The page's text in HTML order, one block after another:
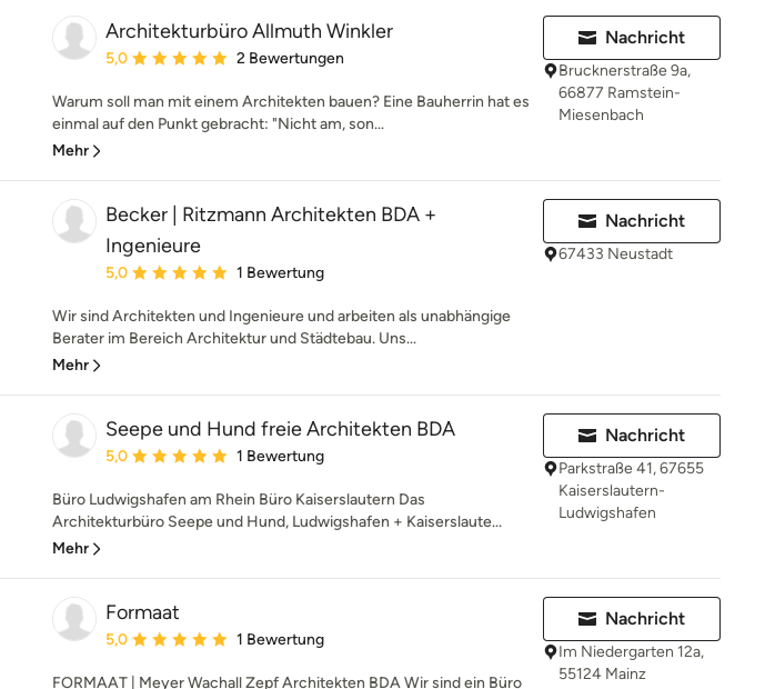
Architekturbüro Allmuth Winkler
Durchschnittliche Bewertung: 5 von 5 Sternen
5,0 2 Bewertungen
Warum soll man mit einem Architekten bauen? Eine Bauherrin hat es
einmal auf den Punkt gebracht: "Nicht am, son...
Mehr
Nachricht
Brucknerstraße 9a,
66877 Ramstein-
Miesenbach
Becker | Ritzmann Architekten BDA +
Ingenieure
Durchschnittliche Bewertung: 5 von 5 Sternen
5,0 1 Bewertung
Wir sind Architekten und Ingenieure und arbeiten als unabhängige
Berater im Bereich Architektur und Städtebau. Uns...
Mehr
Nachricht
67433 Neustadt
Seepe und Hund freie Architekten BDA
Durchschnittliche Bewertung: 5 von 5 Sternen
5,0 1 Bewertung
Büro Ludwigshafen am Rhein Büro Kaiserslautern Das
Architekturbüro Seepe und Hund, Ludwigshafen + Kaiserslaute...
Mehr
Nachricht
Parkstraße 41, 67655
Kaiserslautern-
Ludwigshafen
Formaat
Durchschnittliche Bewertung: 5 von 5 Sternen
5,0 1 Bewertung
FORMAAT | Meyer Wachall Zepf Architekten BDA Wir sind ein Büro
Nachricht
Im Niedergarten 12a,
55124 Mainz